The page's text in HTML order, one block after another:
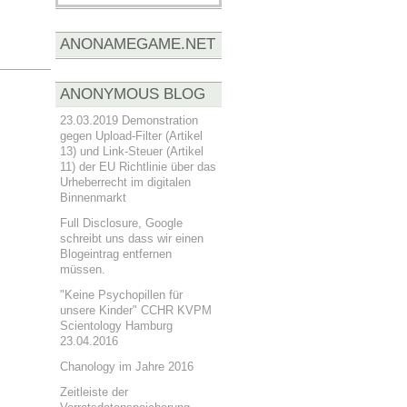
ANONAMEGAME.NET
ANONYMOUS BLOG
23.03.2019 Demonstration
gegen Upload-Filter (Artikel
13) und Link-Steuer (Artikel
11) der EU Richtlinie über das
Urheberrecht im digitalen
Binnenmarkt
Full Disclosure, Google
schreibt uns dass wir einen
Blogeintrag entfernen
müssen.
"Keine Psychopillen für
unsere Kinder" CCHR KVPM
Scientology Hamburg
23.04.2016
Chanology im Jahre 2016
Zeitleiste der